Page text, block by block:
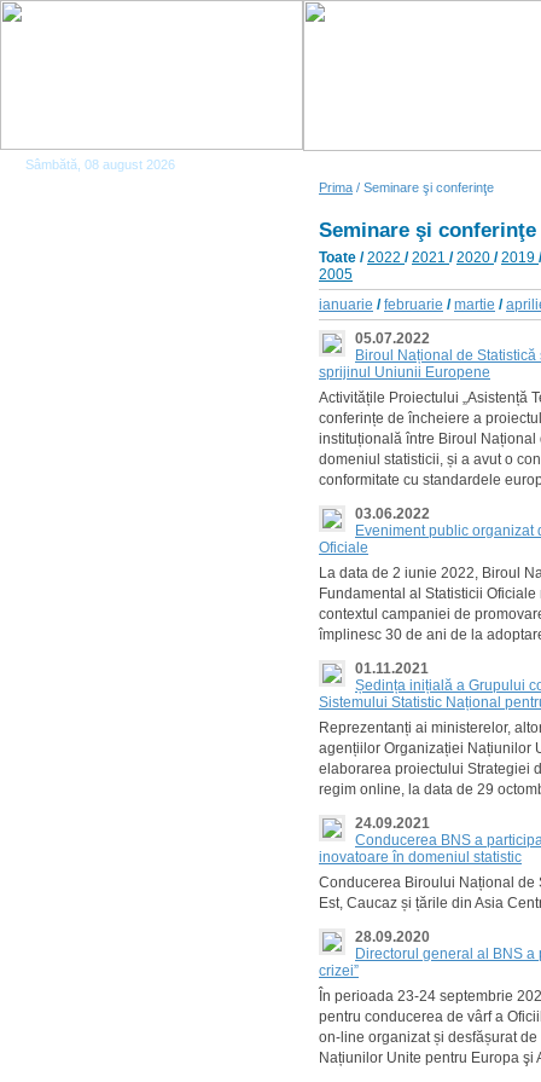
Sâmbătă, 08 august 2026
Prima / Seminare şi conferinţe
Seminare şi conferinţe
Toate /2022 /2021 /2020 /2019
2005
ianuarie /februarie /martie /
05.07.2022
Biroul Național de
sprijinul Uniunii Europene
Activitățile Proiectului „Asistență
conferințe de încheiere a
instituțională între Biroul
domeniul statisticii, și a avut o
conformitate cu standardele
03.06.2022
Eveniment public
Oficiale
La data de 2 iunie 2022, Biroul
Fundamental al Statisticii
contextul campaniei de
împlinesc 30 de ani de la
01.11.2021
Ședința inițială a Grupului
Sistemului Statistic Național
Reprezentanți ai ministerelor,
agențiilor Organizației Națiunilor
elaborarea proiectului Strategiei
regim online, la data de 29
24.09.2021
Conducerea BNS a
inovatoare în domeniul statistic
Conducerea Biroului Național de
Est, Caucaz și țările din Asia
28.09.2020
Directorul general al BNS
crizei”
În perioada 23-24 septembrie
pentru conducerea de vârf a
on-line organizat și desfășurat
Națiunilor Unite pentru Europa